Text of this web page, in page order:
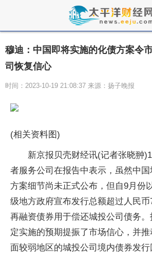
穆迪：中国即将实施的化债方案令
司恢复信心
时间：2023-10-19 21:08:37 来源：扬子晚报
(相关资料图)
新京报贝壳财经讯(记者张晓翀
者服务公司在报告中表示，虽然中
方案细节尚未正式公布，但自9月份
级地方政府宣布发行总额超过人民币
再融资债券用于偿还城投公司债务。
定实施的预期提振了市场信心，并
面较弱地区的城投公司境内债券发行